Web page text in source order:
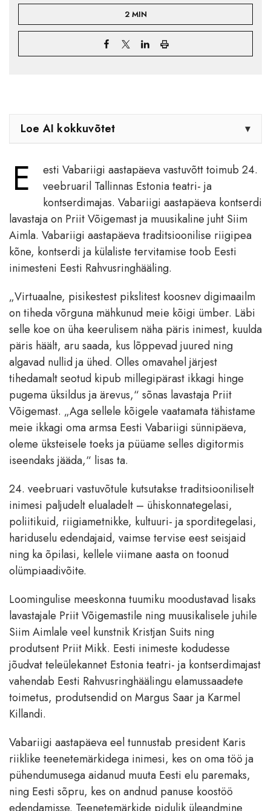
2 MIN
Loe AI kokkuvõtet ▾
E
esti Vabariigi aastapäeva vastuvõtt toimub 24.
veebruaril Tallinnas Estonia teatri- ja
kontserdimajas. Vabariigi aastapäeva kontserdi
lavastaja on Priit Võigemast ja muusikaline juht Siim
Aimla. Vabariigi aastapäeva traditsioonilise riigipea
kõne, kontserdi ja külaliste tervitamise toob Eesti
inimesteni Eesti Rahvusringhääling.
„Virtuaalne, pisikestest pikslitest koosnev digimaailm
on tiheda võrguna mähkunud meie kõigi ümber. Läbi
selle koe on üha keerulisem näha päris inimest, kuulda
päris häält, aru saada, kus lõppevad juured ning
algavad nullid ja ühed. Olles omavahel järjest
tihedamalt seotud kipub millegipärast ikkagi hinge
pugema üksildus ja ärevus,“ sõnas lavastaja Priit
Võigemast. „Aga sellele kõigele vaatamata tähistame
meie ikkagi oma armsa Eesti Vabariigi sünnipäeva,
oleme üksteisele toeks ja püüame selles digitormis
iseendaks jääda,“ lisas ta.
24. veebruari vastuvõtule kutsutakse traditsiooniliselt
inimesi paljudelt elualadelt – ühiskonnategelasi,
poliitikuid, riigiametnikke, kultuuri- ja sporditegelasi,
hariduselu edendajaid, vaimse tervise eest seisjaid
ning ka õpilasi, kellele viimane aasta on toonud
olümpiaadivõite.
Loomingulise meeskonna tuumiku moodustavad lisaks
lavastajale Priit Võigemastile ning muusikalisele juhile
Siim Aimlale veel kunstnik Kristjan Suits ning
produtsent Priit Mikk. Eesti inimeste kodudesse
jõudvat teleülekannet Estonia teatri- ja kontserdimajast
vahendab Eesti Rahvusringhäälingu elamussaadete
toimetus, produtsendid on Margus Saar ja Karmel
Killandi.
Vabariigi aastapäeva eel tunnustab president Karis
riiklike teenetemärkidega inimesi, kes on oma töö ja
pühendumusega aidanud muuta Eesti elu paremaks,
ning Eesti sõpru, kes on andnud panuse koostöö